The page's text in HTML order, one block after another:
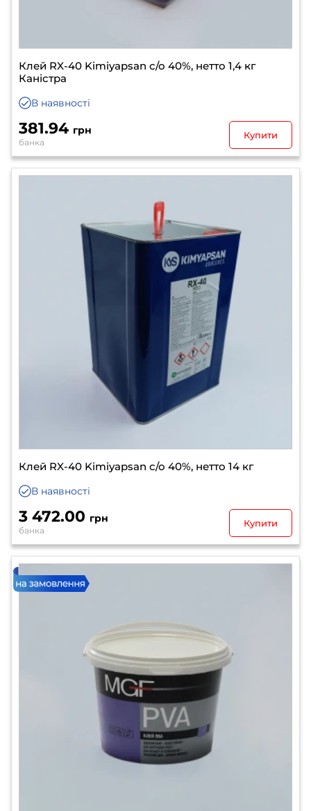
Клей RX-40 Kimiyapsan с/о 40%, нетто 1,4 кг
Каністра
В наявності
381.94 грн
банка
Купити
Клей RX-40 Kimiyapsan с/о 40%, нетто 14 кг
В наявності
3 472.00 грн
банка
Купити